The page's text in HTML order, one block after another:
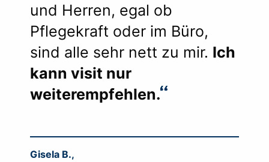
und Herren, egal ob
Pflegekraft oder im Büro,
sind alle sehr nett zu mir. Ich
kann visit nur
weiterempfehlen.
Gisela B.,